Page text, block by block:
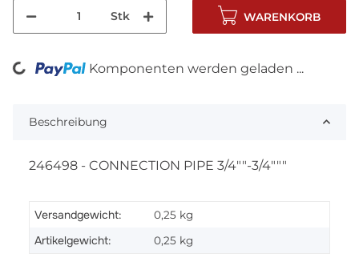
Stk WARENKORB
Loading... Komponenten werden geladen ...
Beschreibung
246498 - CONNECTION PIPE 3/4""-3/4"""
Versandgewicht: 0,25 kg
Artikelgewicht: 0,25 kg